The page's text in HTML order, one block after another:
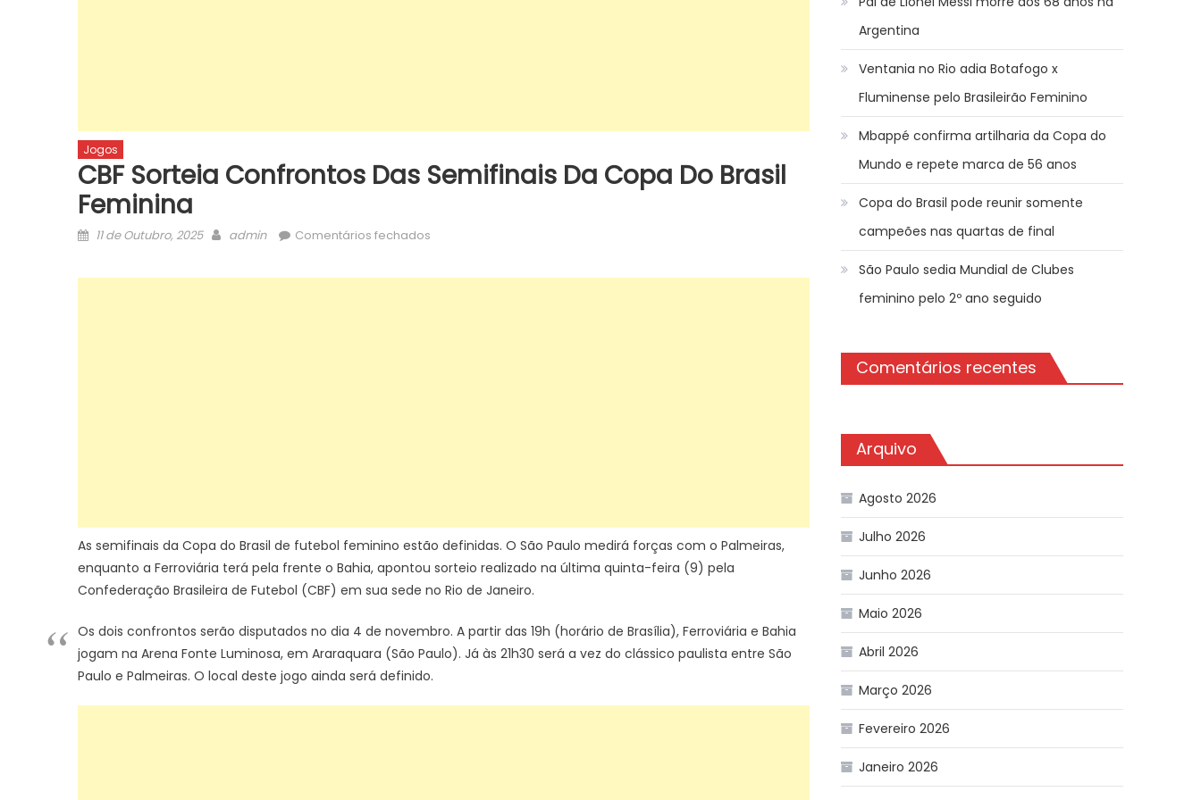
Jogos
CBF Sorteia Confrontos Das Semifinais Da Copa Do Brasil
Feminina
Posted
11 de Outubro, 2025 Author
admin Comentários fechados
sorteia
As semifinais da Copa do Brasil de futebol feminino estão definidas. O São Paulo medirá forças com o Palmeiras,
enquanto a Ferroviária terá pela frente o Bahia, apontou sorteio realizado na última quinta-feira (9) pela
Confederação Brasileira de Futebol (CBF) em sua sede no Rio de Janeiro.
Os dois confrontos serão disputados no dia 4 de novembro. A partir das 19h (horário de Brasília), Ferroviária e Bahia
jogam na Arena Fonte Luminosa, em Araraquara (São Paulo). Já às 21h30 será a vez do clássico paulista entre São
Paulo e Palmeiras. O local deste jogo ainda será definido.
Argentina
Ventania no Rio adia Botafogo x
Fluminense pelo Brasileirão Feminino
Mbappé confirma artilharia da Copa do
Mundo e repete marca de 56 anos
Copa do Brasil pode reunir somente
campeões nas quartas de final
São Paulo sedia Mundial de Clubes
feminino pelo 2º ano seguido
Comentários recentes
Arquivo
Agosto 2026
Julho 2026
Junho 2026
Maio 2026
Abril 2026
Março 2026
Fevereiro 2026
Janeiro 2026